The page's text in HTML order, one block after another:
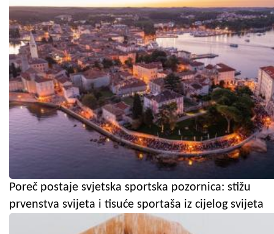
Poreč postaje svjetska sportska pozornica: stižu
prvenstva svijeta i tisuće sportaša iz cijelog svijeta